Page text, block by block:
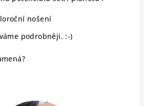
nošení
podrobněji. :-)